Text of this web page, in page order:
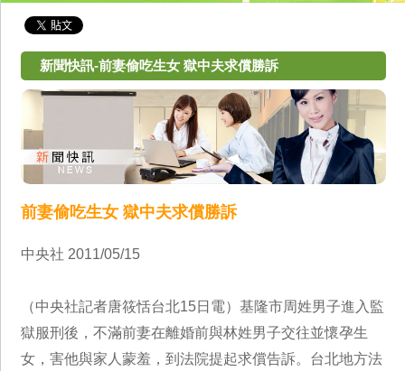
新聞快訊-前妻偷吃生女 獄中夫求償勝訴
前妻偷吃生女 獄中夫求償勝訴
中央社 2011/05/15
（中央社記者唐筱恬台北15日電）基隆市周姓男子進入監
獄服刑後，不滿前妻在離婚前與林姓男子交往並懷孕生
女，害他與家人蒙羞，到法院提起求償告訴。台北地方法